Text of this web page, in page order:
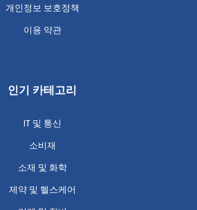
개인정보 보호정책
이용 약관
인기 카테고리
IT 및 통신
소비재
소재 및 화학
제약 및 헬스케어